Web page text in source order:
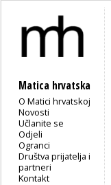
Matica hrvatska
O Matici hrvatskoj
Novosti
Učlanite se
Odjeli
Ogranci
Društva prijatelja i
partneri
Kontakt